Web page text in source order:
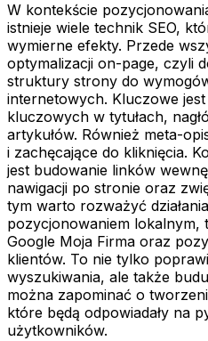
W kontekście
istnieje wiele technik SEO,
wymierne efekty. Przede
optymalizacji on-page, czyli
struktury strony do
internetowych. Kluczowe
kluczowych w tytułach,
artykułów. Również meta-
i zachęcające do kliknięcia.
jest budowanie linków
nawigacji po stronie oraz
tym warto rozważyć
pozycjonowaniem lokalnym,
Google Moja Firma oraz
klientów. To nie tylko
wyszukiwania, ale także
można zapominać o
które będą odpowiadały na
użytkowników.